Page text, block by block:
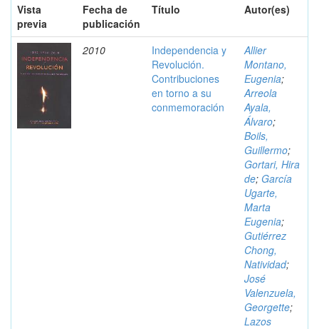
Vista
previa
Fecha de
publicación
Título Autor(es)
2010
Independencia y
Revolución.
Contribuciones
en torno a su
conmemoración
Allier
Montano,
Eugenia;
Arreola
Ayala,
Álvaro;
Boils,
Guillermo;
Gortari, Hira
de; García
Ugarte,
Marta
Eugenia;
Gutiérrez
Chong,
Natividad;
José
Valenzuela,
Georgette;
Lazos